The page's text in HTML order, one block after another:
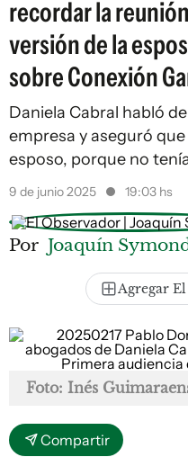
recordar la
versión de la
sobre Conexión
Daniela Cabral habló
empresa y aseguró
esposo, porque no
9 de junio 2025 19:03 hs
Por Joaquín
Agregar
Foto: Inés
Compartir